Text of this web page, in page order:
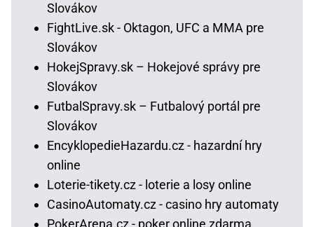
Slovákov
FightLive.sk - Oktagon, UFC a MMA pre
Slovákov
HokejSpravy.sk – Hokejové správy pre
Slovákov
FutbalSpravy.sk – Futbalový portál pre
Slovákov
EncyklopedieHazardu.cz - hazardní hry
online
Loterie-tikety.cz - loterie a losy online
CasinoAutomaty.cz - casino hry automaty
PokerArena.cz - poker online zdarma